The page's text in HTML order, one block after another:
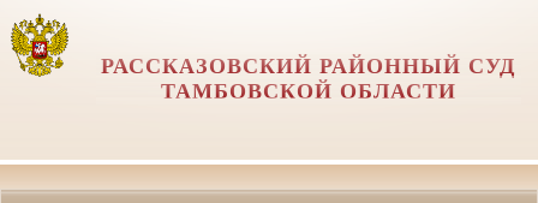
РАССКАЗОВСКИЙ РАЙОННЫЙ СУД
ТАМБОВСКОЙ ОБЛАСТИ